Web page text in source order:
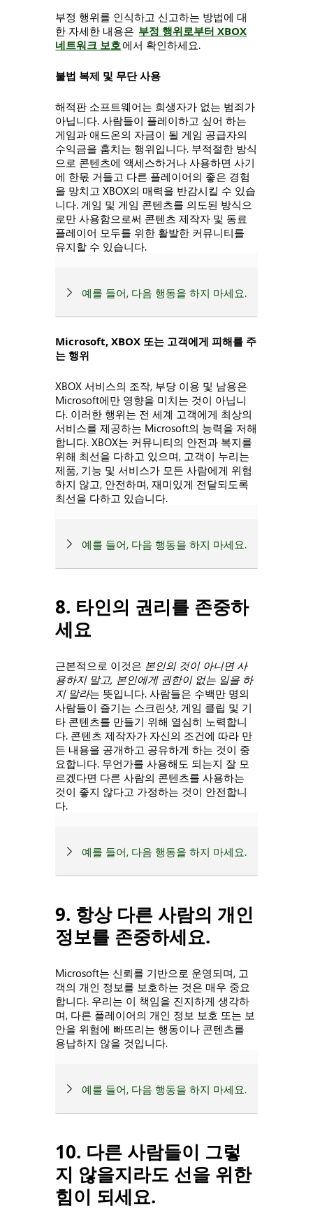
부정 행위를 인식하고 신고하는 방법에 대
한 자세한 내용은 부정 행위로부터 XBOX
네트워크 보호에서 확인하세요.
불법 복제 및 무단 사용
해적판 소프트웨어는 희생자가 없는 범죄가
아닙니다. 사람들이 플레이하고 싶어 하는
게임과 애드온의 자금이 될 게임 공급자의
수익금을 훔치는 행위입니다. 부적절한 방식
으로 콘텐츠에 액세스하거나 사용하면 사기
에 한몫 거들고 다른 플레이어의 좋은 경험
을 망치고 XBOX의 매력을 반감시킬 수 있습
니다. 게임 및 게임 콘텐츠를 의도된 방식으
로만 사용함으로써 콘텐츠 제작자 및 동료
플레이어 모두를 위한 활발한 커뮤니티를
유지할 수 있습니다.
예를 들어, 다음 행동을 하지 마세요.
Microsoft, XBOX 또는 고객에게 피해를 주
는 행위
XBOX 서비스의 조작, 부당 이용 및 남용은
Microsoft에만 영향을 미치는 것이 아닙니
다. 이러한 행위는 전 세계 고객에게 최상의
서비스를 제공하는 Microsoft의 능력을 저해
합니다. XBOX는 커뮤니티의 안전과 복지를
위해 최선을 다하고 있으며, 고객이 누리는
제품, 기능 및 서비스가 모든 사람에게 위험
하지 않고, 안전하며, 재미있게 전달되도록
최선을 다하고 있습니다.
예를 들어, 다음 행동을 하지 마세요.
8. 타인의 권리를 존중하
세요
근본적으로 이것은 본인의 것이 아니면 사
용하지 말고, 본인에게 권한이 없는 일을 하
지 말라는 뜻입니다. 사람들은 수백만 명의
사람들이 즐기는 스크린샷, 게임 클립 및 기
타 콘텐츠를 만들기 위해 열심히 노력합니
다. 콘텐츠 제작자가 자신의 조건에 따라 만
든 내용을 공개하고 공유하게 하는 것이 중
요합니다. 무언가를 사용해도 되는지 잘 모
르겠다면 다른 사람의 콘텐츠를 사용하는
것이 좋지 않다고 가정하는 것이 안전합니
다.
예를 들어, 다음 행동을 하지 마세요.
9. 항상 다른 사람의 개인
정보를 존중하세요.
Microsoft는 신뢰를 기반으로 운영되며, 고
객의 개인 정보를 보호하는 것은 매우 중요
합니다. 우리는 이 책임을 진지하게 생각하
며, 다른 플레이어의 개인 정보 보호 또는 보
안을 위험에 빠뜨리는 행동이나 콘텐츠를
용납하지 않을 것입니다.
예를 들어, 다음 행동을 하지 마세요.
10. 다른 사람들이 그렇
지 않을지라도 선을 위한
힘이 되세요.